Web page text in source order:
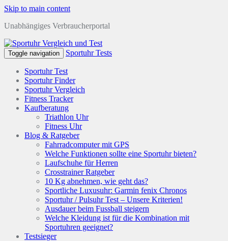
Skip to main content
Unabhängiges Verbraucherportal
Toggle navigation Sportuhr Tests
Sportuhr Test
Sportuhr Finder
Sportuhr Vergleich
Fitness Tracker
Kaufberatung
Triathlon Uhr
Fitness Uhr
Blog & Ratgeber
Fahrradcomputer mit GPS
Welche Funktionen sollte eine Sportuhr bieten?
Laufschuhe für Herren
Crosstrainer Ratgeber
10 Kg abnehmen, wie geht das?
Sportliche Luxusuhr: Garmin fenix Chronos
Sportuhr / Pulsuhr Test – Unsere Kriterien!
Ausdauer beim Fussball steigern
Welche Kleidung ist für die Kombination mit
Sportuhren geeignet?
Testsieger